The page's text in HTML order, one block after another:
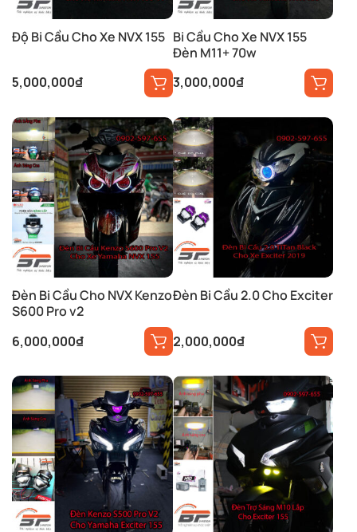
Độ Bi Cầu Cho Xe NVX 155
5,000,000₫
Bi Cầu Cho Xe NVX 155
Đèn M11+ 70w
3,000,000₫
Đèn Bi Cầu Cho NVX Kenzo
S600 Pro v2
6,000,000₫
Đèn Bi Cầu 2.0 Cho Exciter
2,000,000₫